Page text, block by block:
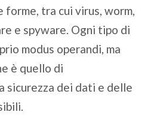
forme, tra cui virus, worm,
e spyware. Ogni tipo di
modus operandi, ma
è quello di
sicurezza dei dati e delle